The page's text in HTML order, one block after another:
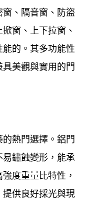
簡介 About
竹東鐵窗、鋁門
戶專業於各式門
，擁有豐富的新安
更將門窗服務，
各區客戶肯定。
、隔音窗、防盜
窗、上下拉窗、
的。其多功能性
美觀與實用的門
熱門選擇。鋁門
鏽蝕變形，能承
度重量比特性，
供良好採光與現